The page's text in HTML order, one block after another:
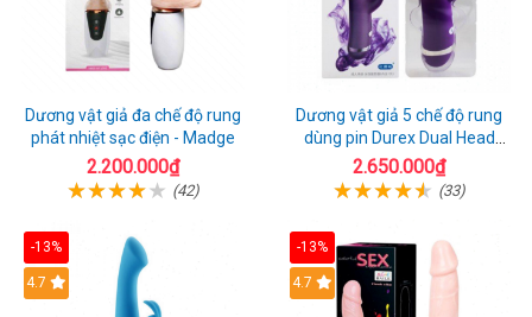
Dương vật giả đa chế độ rung
phát nhiệt sạc điện - Madge
2.200.000₫
(42)
Dương vật giả 5 chế độ rung
dùng pin Durex Dual Head
Pulsing
2.650.000₫
(33)
-13%
Hot
4.7
-13%
4.7